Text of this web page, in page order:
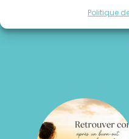
Politique
Pssssitt...